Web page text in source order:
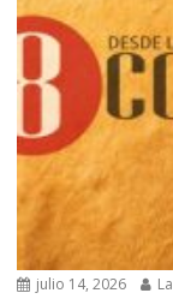
julio 14, 2026